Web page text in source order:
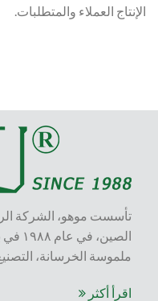
الإنتاج العملاء والمتطلبات.
تأسست موهو، الشركة
ملموسة الخرسانة،
اقرأ أكثر